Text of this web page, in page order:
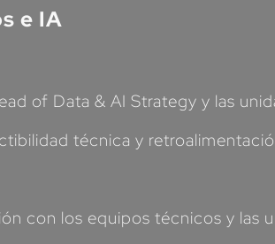
e IA
of Data & AI Strategy y las
técnica y
con los equipos técnicos y las